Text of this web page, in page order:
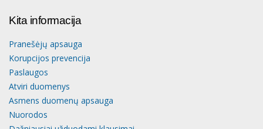
Kita informacija
Pranešėjų apsauga
Korupcijos prevencija
Paslaugos
Atviri duomenys
Asmens duomenų apsauga
Nuorodos